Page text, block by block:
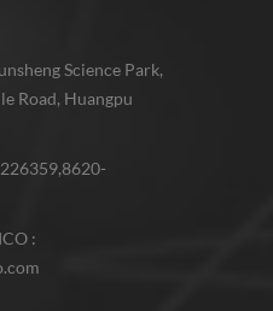
Science Park,
Road, Huangpu
: